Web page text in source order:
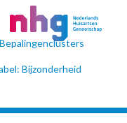
Bepalingenclusters
Bijzonderheid